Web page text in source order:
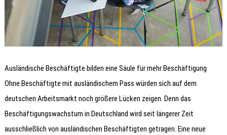
Ausländische Beschäftigte bilden eine Säule für mehr Beschäftigung
Ohne Beschäftigte mit ausländischem Pass würden sich auf dem
deutschen Arbeitsmarkt noch größere Lücken zeigen. Denn das
Beschäftigungswachstum in Deutschland wird seit längerer Zeit
ausschließlich von ausländischen Beschäftigten getragen. Eine neue